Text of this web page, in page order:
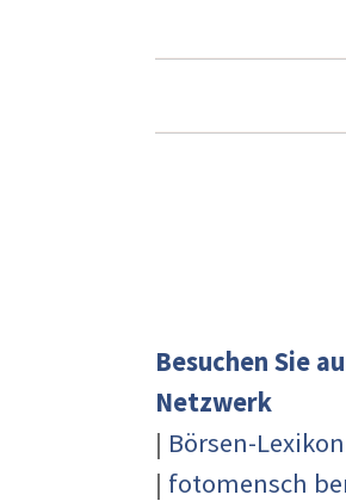
Besuchen Sie
Netzwerk
| Börsen-Lexikon
| fotomensch